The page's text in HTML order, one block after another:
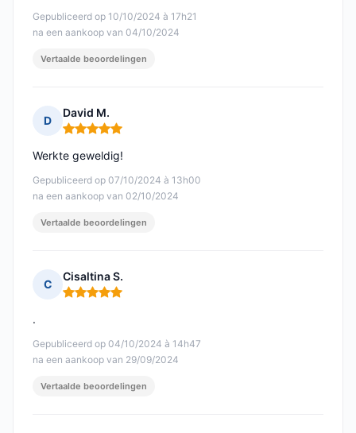
Gepubliceerd op 10/10/2024 à 17h21
na een aankoop van 04/10/2024
Vertaalde beoordelingen
D
David M.
Opmerking: 5 van 5
Gepubliceerd op 07/10/2024 à 13h00
na een aankoop van 02/10/2024
Werkte geweldig!
Vertaalde beoordelingen
C
Cisaltina S.
Opmerking: 5 van 5
Gepubliceerd op 04/10/2024 à 14h47
na een aankoop van 29/09/2024
.
Vertaalde beoordelingen